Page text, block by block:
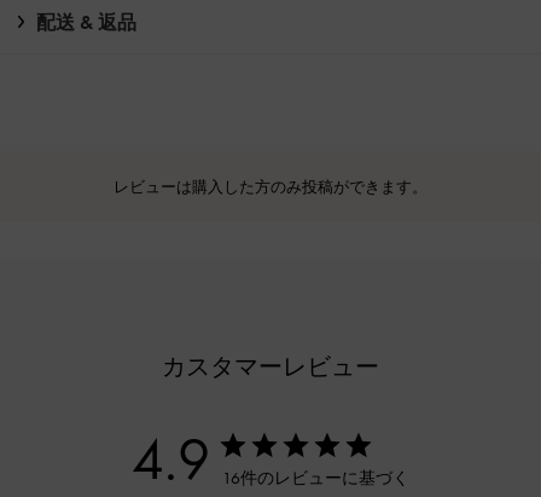
配送 & 返品
レビューは購入した方のみ投稿ができます。
カスタマーレビュー
4.9 16件のレビューに基づく